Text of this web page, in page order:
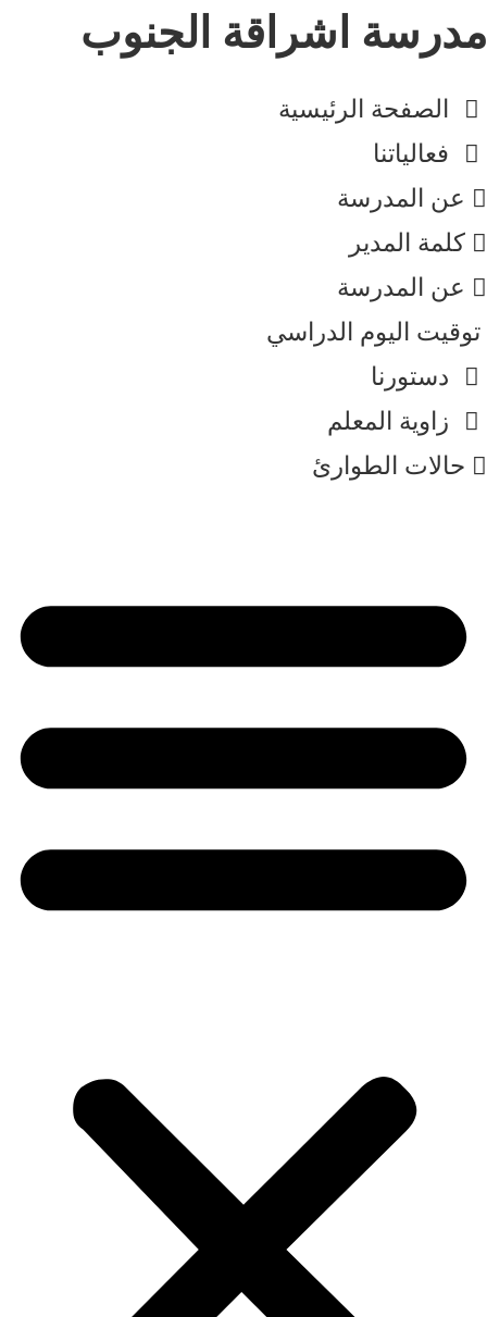
to
مدرسة اشراقة الجنوب
الصفحة الرئيسية
فعالياتنا
عن المدرسة
كلمة المدير​
عن المدرسة
توقيت اليوم الدراسي
دستورنا
زاوية المعلم
حالات الطوارئ